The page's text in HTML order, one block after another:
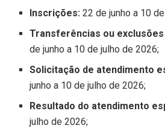
Inscrições: 22 de junho a 10
Transferências ou
de junho a 10 de julho de 2026;
Solicitação de atendimento
junho a 10 de julho de 2026;
Resultado do atendimento
julho de 2026;